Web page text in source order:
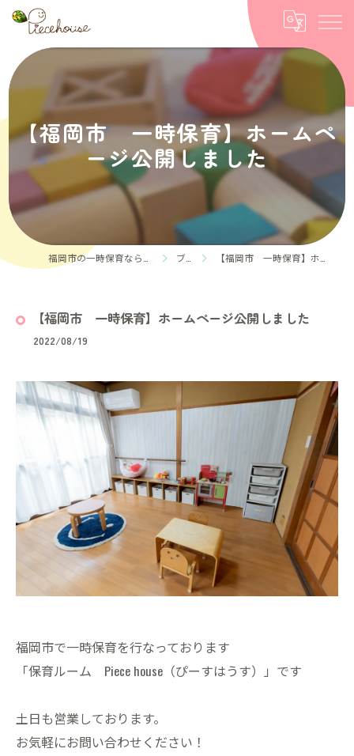
【福岡市 一時保育】ホームペ
ージ公開しました
ブログ 【福岡市 一時保育】ホームページ公開しました
【福岡市 一時保育】ホームページ公開しました
2022/08/19
福岡市で一時保育を行なっております
「保育ルーム Piece house（ぴーすはうす）」です
土日も営業しております。
お気軽にお問い合わせください！